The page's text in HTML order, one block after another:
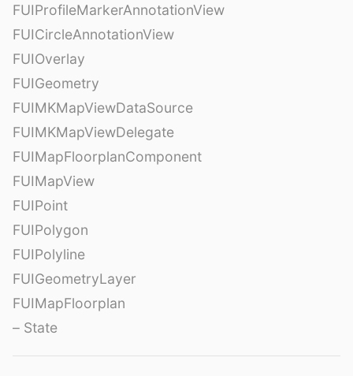
FUIProfileMarkerAnnotationView
FUICircleAnnotationView
FUIOverlay
FUIGeometry
FUIMKMapViewDataSource
FUIMKMapViewDelegate
FUIMapFloorplanComponent
FUIMapView
FUIPoint
FUIPolygon
FUIPolyline
FUIGeometryLayer
FUIMapFloorplan
– State